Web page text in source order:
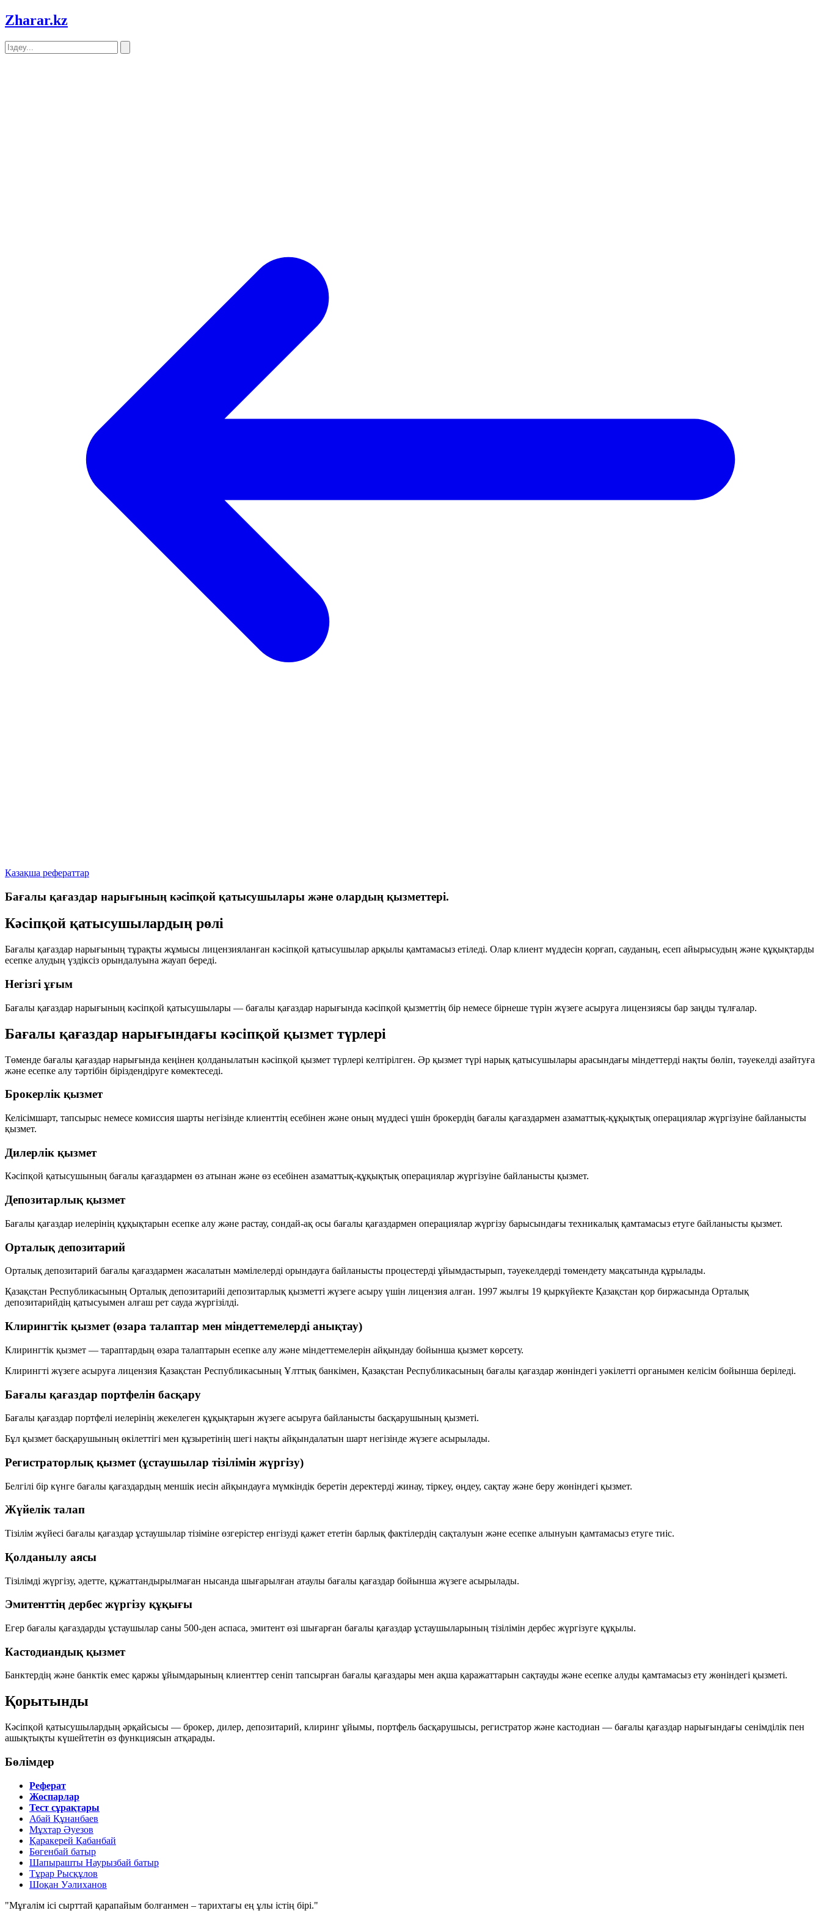
Zharar.kz
Қазақша рефераттар
Бағалы қағаздар нарығының кәсіпқой қатысушылары және олардың қызметтері.
Кәсіпқой қатысушылардың рөлі
Бағалы қағаздар нарығының тұрақты жұмысы лицензияланған кәсіпқой қатысушылар арқылы қамтамасыз етіледі. Олар клиент мүддесін қорғап, сауданың, есеп айырысудың және құқықтарды
есепке алудың үздіксіз орындалуына жауап береді.
Негізгі ұғым
Бағалы қағаздар нарығының кәсіпқой қатысушылары — бағалы қағаздар нарығында кәсіпқой қызметтің бір немесе бірнеше түрін жүзеге асыруға лицензиясы бар заңды тұлғалар.
Бағалы қағаздар нарығындағы кәсіпқой қызмет түрлері
Төменде бағалы қағаздар нарығында кеңінен қолданылатын кәсіпқой қызмет түрлері келтірілген. Әр қызмет түрі нарық қатысушылары арасындағы міндеттерді нақты бөліп, тәуекелді азайтуға
және есепке алу тәртібін біріздендіруге көмектеседі.
Брокерлік қызмет
Келісімшарт, тапсырыс немесе комиссия шарты негізінде клиенттің есебінен және оның мүддесі үшін брокердің бағалы қағаздармен азаматтық-құқықтық операциялар жүргізуіне байланысты
қызмет.
Дилерлік қызмет
Кәсіпқой қатысушының бағалы қағаздармен өз атынан және өз есебінен азаматтық-құқықтық операциялар жүргізуіне байланысты қызмет.
Депозитарлық қызмет
Бағалы қағаздар иелерінің құқықтарын есепке алу және растау, сондай-ақ осы бағалы қағаздармен операциялар жүргізу барысындағы техникалық қамтамасыз етуге байланысты қызмет.
Орталық депозитарий
Орталық депозитарий бағалы қағаздармен жасалатын мәмілелерді орындауға байланысты процестерді ұйымдастырып, тәуекелдерді төмендету мақсатында құрылады.
Қазақстан Республикасының Орталық депозитарийі депозитарлық қызметті жүзеге асыру үшін лицензия алған. 1997 жылғы 19 қыркүйекте Қазақстан қор биржасында Орталық
депозитарийдің қатысуымен алғаш рет сауда жүргізілді.
Клирингтік қызмет (өзара талаптар мен міндеттемелерді анықтау)
Клирингтік қызмет — тараптардың өзара талаптарын есепке алу және міндеттемелерін айқындау бойынша қызмет көрсету.
Клирингті жүзеге асыруға лицензия Қазақстан Республикасының Ұлттық банкімен, Қазақстан Республикасының бағалы қағаздар жөніндегі уәкілетті органымен келісім бойынша беріледі.
Бағалы қағаздар портфелін басқару
Бағалы қағаздар портфелі иелерінің жекелеген құқықтарын жүзеге асыруға байланысты басқарушының қызметі.
Бұл қызмет басқарушының өкілеттігі мен құзыретінің шегі нақты айқындалатын шарт негізінде жүзеге асырылады.
Регистраторлық қызмет (ұстаушылар тізілімін жүргізу)
Белгілі бір күнге бағалы қағаздардың меншік иесін айқындауға мүмкіндік беретін деректерді жинау, тіркеу, өңдеу, сақтау және беру жөніндегі қызмет.
Жүйелік талап
Тізілім жүйесі бағалы қағаздар ұстаушылар тізіміне өзгерістер енгізуді қажет ететін барлық фактілердің сақталуын және есепке алынуын қамтамасыз етуге тиіс.
Қолданылу аясы
Тізілімді жүргізу, әдетте, құжаттандырылмаған нысанда шығарылған атаулы бағалы қағаздар бойынша жүзеге асырылады.
Эмитенттің дербес жүргізу құқығы
Егер бағалы қағаздарды ұстаушылар саны 500-ден аспаса, эмитент өзі шығарған бағалы қағаздар ұстаушыларының тізілімін дербес жүргізуге құқылы.
Кастодиандық қызмет
Банктердің және банктік емес қаржы ұйымдарының клиенттер сеніп тапсырған бағалы қағаздары мен ақша қаражаттарын сақтауды және есепке алуды қамтамасыз ету жөніндегі қызметі.
Қорытынды
Кәсіпқой қатысушылардың әрқайсысы — брокер, дилер, депозитарий, клиринг ұйымы, портфель басқарушысы, регистратор және кастодиан — бағалы қағаздар нарығындағы сенімділік пен
ашықтықты күшейтетін өз функциясын атқарады.
Бөлімдер
Реферат
Жоспарлар
Тест сұрақтары
Абай Құнанбаев
Мұхтар Әуезов
Қаракерей Қабанбай
Бөгенбай батыр
Шапырашты Наурызбай батыр
Тұрар Рысқұлов
Шоқан Уәлиханов
"Мұғалім ісі сырттай қарапайым болғанмен – тарихтағы ең ұлы істің бірі."